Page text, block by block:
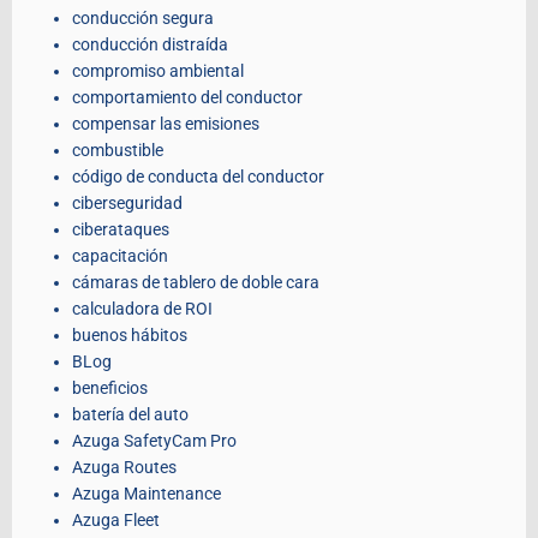
conducción segura
conducción distraída
compromiso ambiental
comportamiento del conductor
compensar las emisiones
combustible
código de conducta del conductor
ciberseguridad
ciberataques
capacitación
cámaras de tablero de doble cara
calculadora de ROI
buenos hábitos
BLog
beneficios
batería del auto
Azuga SafetyCam Pro
Azuga Routes
Azuga Maintenance
Azuga Fleet